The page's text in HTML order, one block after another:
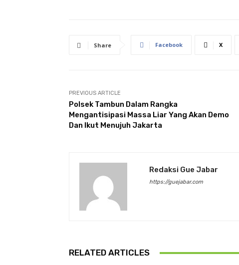
Share Facebook X
PREVIOUS ARTICLE
Polsek Tambun Dalam Rangka
Mengantisipasi Massa Liar Yang Akan Demo
Dan Ikut Menujuh Jakarta
Redaksi Gue Jabar
https://guejabar.com
RELATED ARTICLES